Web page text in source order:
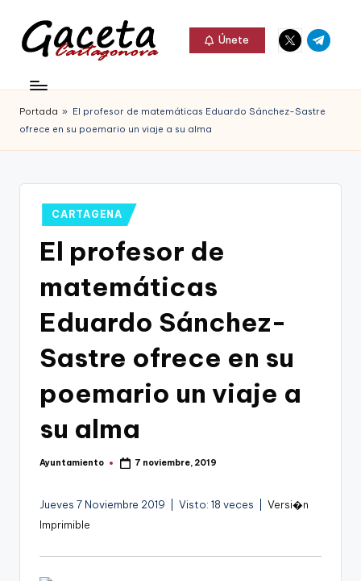
Saltar
contenido
c
e
t
Gaceta
Cartagonova,
La
que
informa
Cartagena,
Cartagena,
Únete
Elemento
del
Elemento
del
Portada » El profesor de matemáticas Eduardo Sánchez-Sastre
ofrece en su poemario un viaje a su alma
Publicado
en
CARTAGENA
El profesor de
matemáticas
Eduardo Sánchez-
Sastre ofrece en su
poemario un viaje a
su alma
Publicado
Ayuntamiento 7 noviembre, 2019
Jueves 7 Noviembre 2019 | Visto: 18 veces | Versi�n
Imprimible